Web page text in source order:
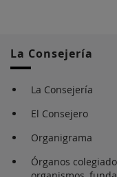
La Consejería
La Consejería
El Consejero
Organigrama
Órganos